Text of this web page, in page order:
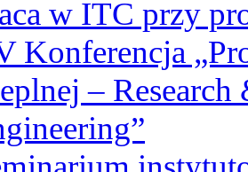
w ITC przy
Konferencja
–